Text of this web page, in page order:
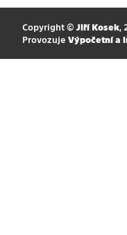
Copyright © Jiří Kosek,
Provozuje Výpočetní a